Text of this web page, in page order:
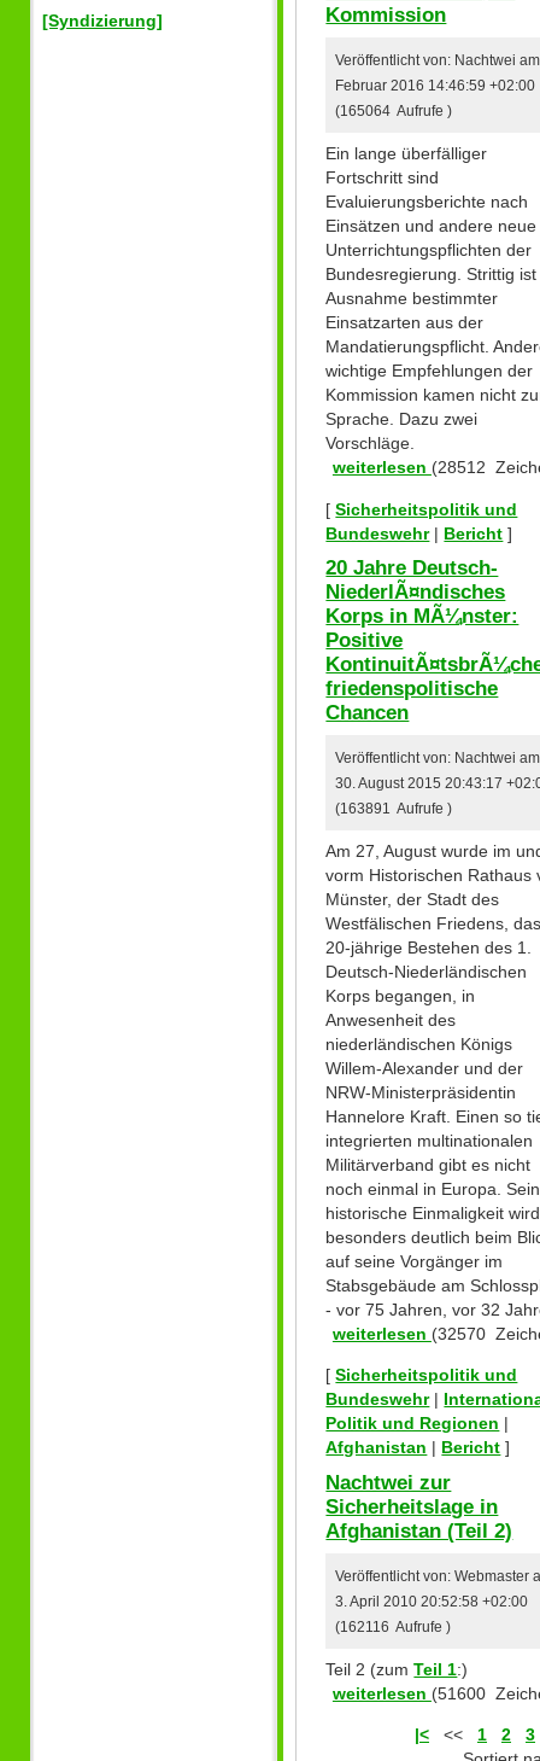
[Syndizierung]
Kommission
Veröffentlicht von: Nachtwei
Februar 2016 14:46:59 +02:00
(165064 Aufrufe )
Ein lange überfälliger
Fortschritt sind
Evaluierungsberichte nach
Einsätzen und andere neue
Unterrichtungspflichten der
Bundesregierung. Strittig
Ausnahme bestimmter
Einsatzarten aus der
Mandatierungspflicht.
wichtige Empfehlungen der
Kommission kamen nicht
Sprache. Dazu zwei
Vorschläge.
weiterlesen (28512
[Sicherheitspolitik und
Bundeswehr| Bericht ]
20 Jahre Deutsch-
NiederlÃ¤ndisches
Korps in MÃ¼nster:
Positive
friedenspolitische
Chancen
Veröffentlicht von: Nachtwei am
30. August 2015 20:43:17
(163891 Aufrufe )
Am 27, August wurde im
vorm Historischen Rathaus
Münster, der Stadt des
Westfälischen Friedens,
20-jährige Bestehen des 1.
Deutsch-Niederländischen
Korps begangen, in
Anwesenheit des
niederländischen Königs
Willem-Alexander und der
NRW-Ministerpräsidentin
Hannelore Kraft. Einen so
integrierten multinationalen
Militärverband gibt es nicht
noch einmal in Europa.
historische Einmaligkeit wird
besonders deutlich beim
auf seine Vorgänger im
Stabsgebäude am
- vor 75 Jahren, vor 32
weiterlesen (32570
[Sicherheitspolitik und
Bundeswehr|
Politik und Regionen |
Afghanistan | Bericht ]
Nachtwei zur
Sicherheitslage in
Afghanistan (Teil 2)
Veröffentlicht von: Webmaster
3. April 2010 20:52:58 +02:00
(162116 Aufrufe )
Teil 2 (zumTeil 1:)
weiterlesen (51600
|< << 1 2
3